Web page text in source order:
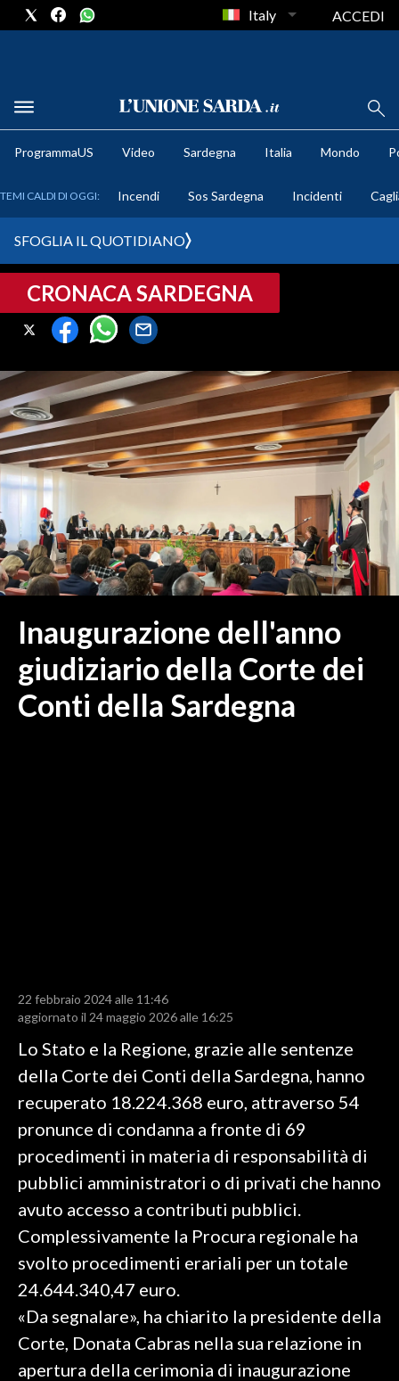
METEO
CRONACA SARDEGNA
CAGLIARI
SULCIS IGLESIENTE
MEDIO CAMPIDANO
ORISTANO E PROVINCIA
SASSARI E PROVINCIA
GALLURA
NUORO E PROVINCIA
OGLIASTRA
AGENDA
ITALIA
MONDO
POLITICA
CALCIO REGIONALE
BASKET
VOLLEY
MOTORI
TENNIS
ALTRI SPORT
CULTURA
SPETTACOLI
SALUTE
SARDEGNA TURISMO
Italy ACCEDI
ProgrammaUS Video Sardegna Italia Mondo
TEMI CALDI DI OGGI: Incendi Sos Sardegna Incidenti
SFOGLIA IL QUOTIDIANO
CRONACA SARDEGNA
Inaugurazione dell'anno
giudiziario della Corte dei
Conti della Sardegna
22 febbraio 2024 alle 11:46
aggiornato il 24 maggio 2026 alle 16:25
Lo Stato e la Regione, grazie alle sentenze
della Corte dei Conti della Sardegna, hanno
recuperato 18.224.368 euro, attraverso 54
pronunce di condanna a fronte di 69
procedimenti in materia di responsabilità di
pubblici amministratori o di privati che hanno
avuto accesso a contributi pubblici.
Complessivamente la Procura regionale ha
svolto procedimenti erariali per un totale
24.644.340,47 euro.
«Da segnalare», ha chiarito la presidente della
Corte, Donata Cabras nella sua relazione in
apertura della cerimonia di inaugurazione